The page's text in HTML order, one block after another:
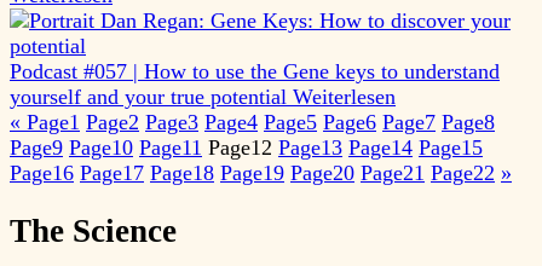
Podcast #057 | How to use the Gene keys to understand
yourself and your true potential Weiterlesen
« Page1 Page2 Page3 Page4 Page5 Page6 Page7 Page8
Page9 Page10 Page11 Page12 Page13 Page14 Page15
Page16 Page17 Page18 Page19 Page20 Page21 Page22 »
The Science